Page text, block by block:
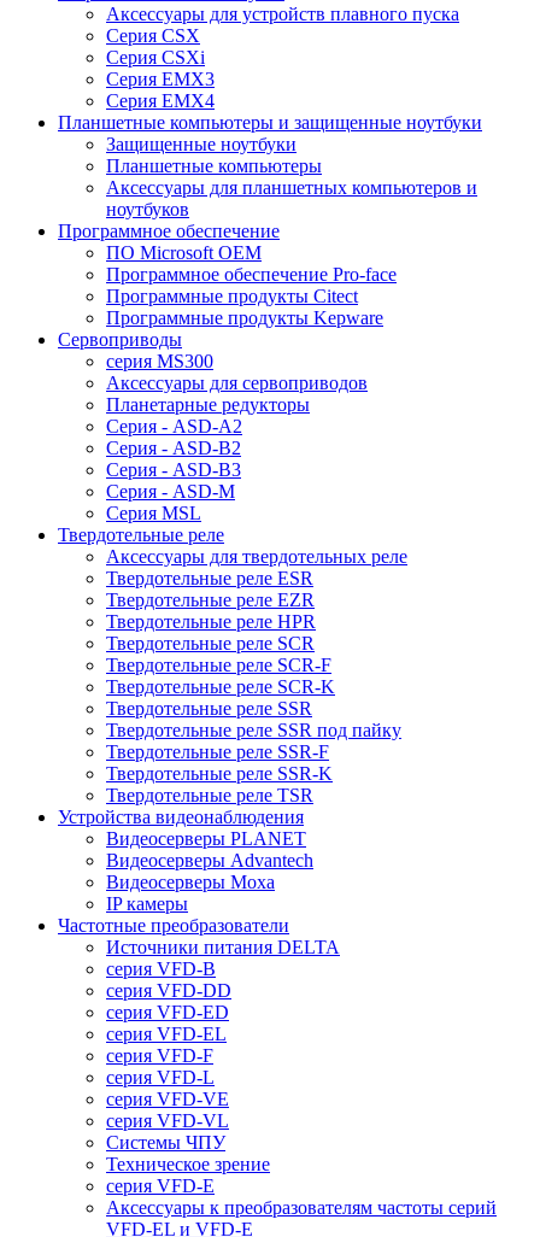
Аксессуары для устройств плавного пуска
Серия CSX
Серия CSXi
Серия EMX3
Серия EMX4
Планшетные компьютеры и защищенные ноутбуки
Защищенные ноутбуки
Планшетные компьютеры
Аксессуары для планшетных компьютеров и
ноутбуков
Программное обеспечение
ПО Microsoft OEM
Программное обеспечение Pro-face
Программные продукты Citect
Программные продукты Kepware
Сервоприводы
серия MS300
Аксессуары для сервоприводов
Планетарные редукторы
Серия - ASD-A2
Серия - ASD-B2
Серия - ASD-B3
Серия - ASD-M
Серия MSL
Твердотельные реле
Аксессуары для твердотельных реле
Твердотельные реле ESR
Твердотельные реле EZR
Твердотельные реле HPR
Твердотельные реле SCR
Твердотельные реле SCR-F
Твердотельные реле SCR-K
Твердотельные реле SSR
Твердотельные реле SSR под пайку
Твердотельные реле SSR-F
Твердотельные реле SSR-K
Твердотельные реле TSR
Устройства видеонаблюдения
Видеосерверы PLANET
Видеосерверы Advantech
Видеосерверы Moxa
IP камеры
Частотные преобразователи
Источники питания DELTA
серия VFD-B
серия VFD-DD
серия VFD-ED
серия VFD-EL
серия VFD-F
серия VFD-L
серия VFD-VE
серия VFD-VL
Системы ЧПУ
Техническое зрение
серия VFD-E
Аксессуары к преобразователям частоты серий
VFD-EL и VFD-E